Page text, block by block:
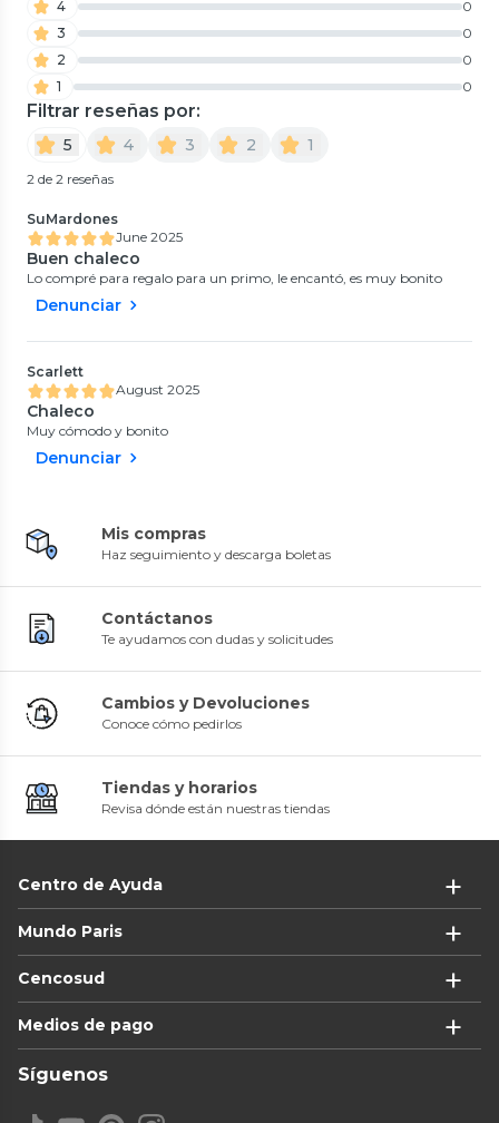
4
0
3
0
2
0
1
0
Filtrar reseñas por:
5 4 3 2 1
2 de 2 reseñas
SuMardones
June 2025
Buen chaleco
Lo compré para regalo para un primo, le encantó, es muy bonito
Denunciar
Scarlett
August 2025
Chaleco
Muy cómodo y bonito
Denunciar
Mis compras
Haz seguimiento y descarga boletas
Contáctanos
Te ayudamos con dudas y solicitudes
Cambios y Devoluciones
Conoce cómo pedirlos
Tiendas y horarios
Revisa dónde están nuestras tiendas
Centro de Ayuda
Mundo Paris
Cencosud
Medios de pago
Síguenos